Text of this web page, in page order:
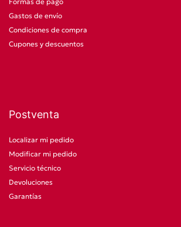
Gastos de envío
Condiciones de compra
Cupones y descuentos
Postventa
Localizar mi pedido
Modificar mi pedido
Servicio técnico
Devoluciones
Garantías